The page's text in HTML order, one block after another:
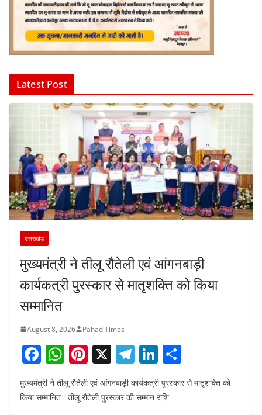
Latest Post
उत्तराखंड
मुख्यमंत्री ने तीलू रौतेली एवं आंगनबाड़ी
कार्यकत्री पुरस्कार से मातृशक्ति को किया
सम्मानित
August 8, 2026 Pahad Times
F
a
c
W
h
at
Pi
nt
er
X T
el
e
Li
n
k
h
ar
मुख्यमंत्री ने तीलू रौतेली एवं आंगनबाड़ी कार्यकत्री पुरस्कार से मातृशक्ति को
किया सम्मानित तीलू रौतेली पुरस्कार की सम्मान राशि